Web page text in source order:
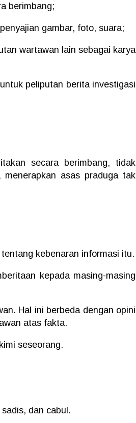
berimbang;
gambar, foto, suara;
wartawan lain sebagai karya
peliputan berita investigasi
secara berimbang, tidak
asas praduga tak
kebenaran informasi itu.
kepada masing-masing
Hal ini berbeda dengan opini
atas fakta.
seseorang.
dan cabul.